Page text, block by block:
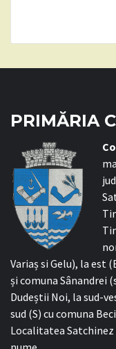
PRIMĂRIA
C
Variaș si Gelu), la est
și comuna Sânandrei
Dudeștii Noi, la sud-
sud (S) cu comuna
Localitatea Satchinez